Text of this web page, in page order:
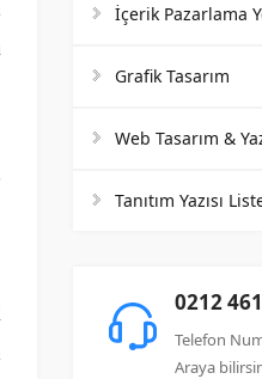
İçerik Pazarlama
Grafik Tasarım
Web Tasarım &
Tanıtım Yazısı
0212
Telefon
Araya